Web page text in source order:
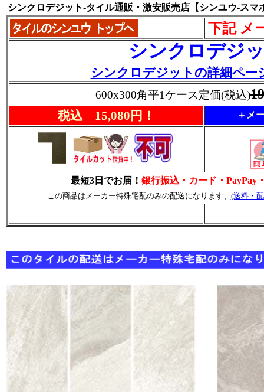
下記 メ
シンクロデジ
シンクロデジットの詳細ペー
600x300角平1ケース定価(税込)
税込 15,080円！ ＋メ
最短3日でお届！ 銀行振込・カード・PayPay
この商品はメーカー特殊宅配のみの配送になります、 (送料・
シンクロデジット-タイル通販・激安販売店【シンユウ-スマ